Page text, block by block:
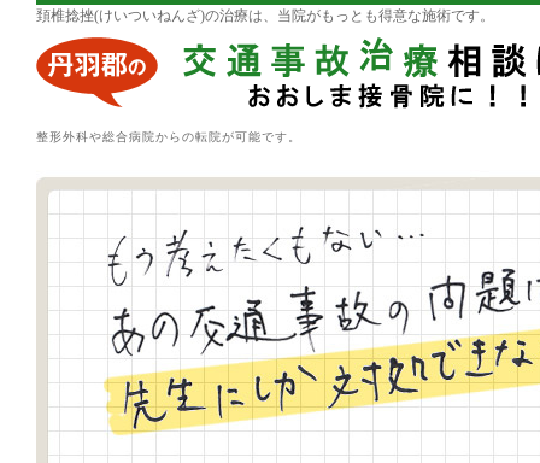
頚椎捻挫(けいついねんざ)の治療は、当院がもっとも得意な施術です。
整形外科や総合病院からの転院が可能です。